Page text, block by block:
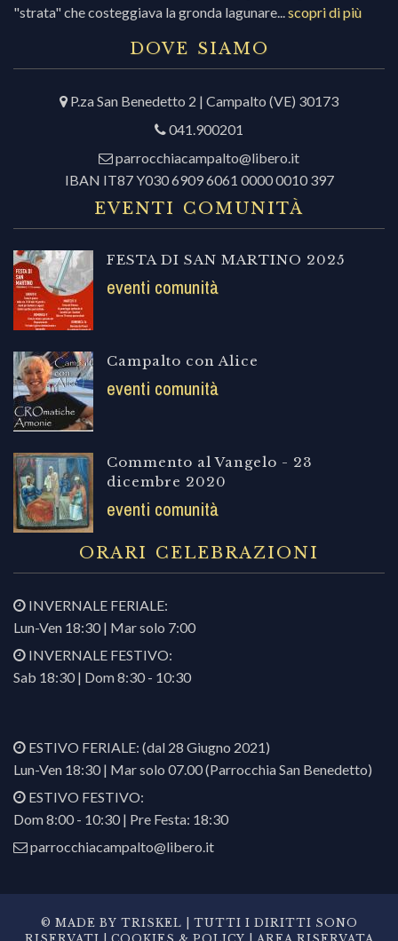
"strata" che costeggiava la gronda lagunare...scopri di più
DOVE SIAMO
P.za San Benedetto 2 | Campalto (VE) 30173
041.900201
parrocchiacampalto@libero.it
IBAN IT87 Y030 6909 6061 0000 0010 397
EVENTI COMUNITÀ
FESTA DI SAN MARTINO 2025
eventi comunità
Campalto con Alice
eventi comunità
Commento al Vangelo - 23
dicembre 2020
eventi comunità
ORARI CELEBRAZIONI
INVERNALE FERIALE:
Lun-Ven 18:30 | Mar solo 7:00
INVERNALE FESTIVO:
Sab 18:30 | Dom 8:30 - 10:30
ESTIVO FERIALE: (dal 28 Giugno 2021)
Lun-Ven 18:30 | Mar solo 07.00 (Parrocchia San Benedetto)
ESTIVO FESTIVO:
Dom 8:00 - 10:30 | Pre Festa: 18:30
parrocchiacampalto@libero.it
© MADE BY TRISKEL | TUTTI I DIRITTI SONO